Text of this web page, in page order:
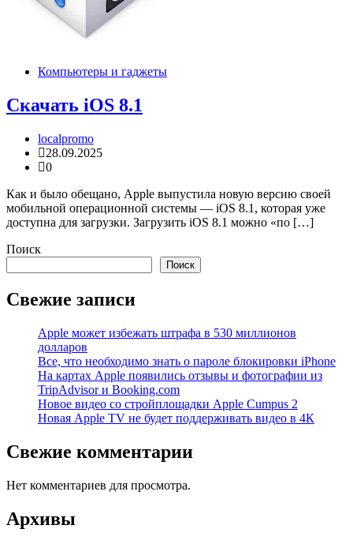
Компьютеры и гаджеты
Скачать iOS 8.1
localpromo
28.09.2025
0
Как и было обещано, Apple выпустила новую версию своей
мобильной операционной системы — iOS 8.1, которая уже
доступна для загрузки. Загрузить iOS 8.1 можно «по […]
Поиск
Поиск
Свежие записи
Apple может избежать штрафа в 530 миллионов
долларов
Все, что необходимо знать о пароле блокировки iPhone
На картах Apple появились отзывы и фотографии из
TripAdvisor и Booking.com
Новое видео со стройплощадки Apple Cumpus 2
Новая Apple TV не будет поддерживать видео в 4К
Свежие комментарии
Нет комментариев для просмотра.
Архивы